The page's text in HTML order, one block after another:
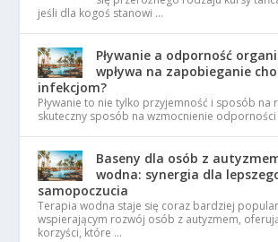
jeśli dla kogoś stanowi …
Pływanie a odporność
wpływa na zapobieganie
infekcjom?
Pływanie to nie tylko przyjemność i sposób na
skuteczny sposób na wzmocnienie
Baseny dla osób z
wodna: synergia dla
samopoczucia
Terapia wodna staje się coraz bardziej
wspierającym rozwój osób z autyzmem,
korzyści, które …